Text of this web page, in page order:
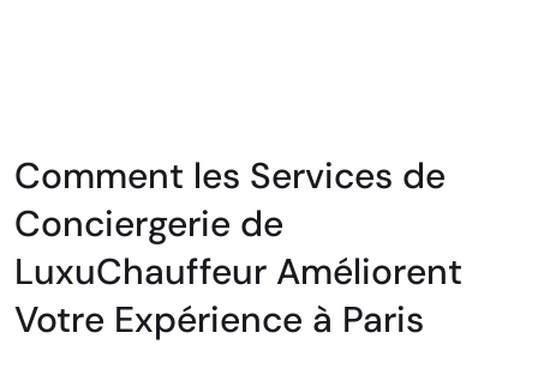
Comment les Services de
Conciergerie de
LuxuChauffeur Améliorent
Votre Expérience à Paris